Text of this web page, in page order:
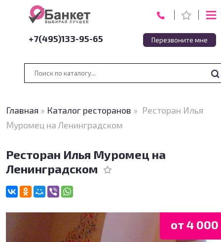
+7(495)133-95-65 Перезвоните мне
Главная » Каталог ресторанов » Ресторан Илья
Муромец на Ленинградском
Ресторан Илья Муромец на
Ленинградском
от 4 000